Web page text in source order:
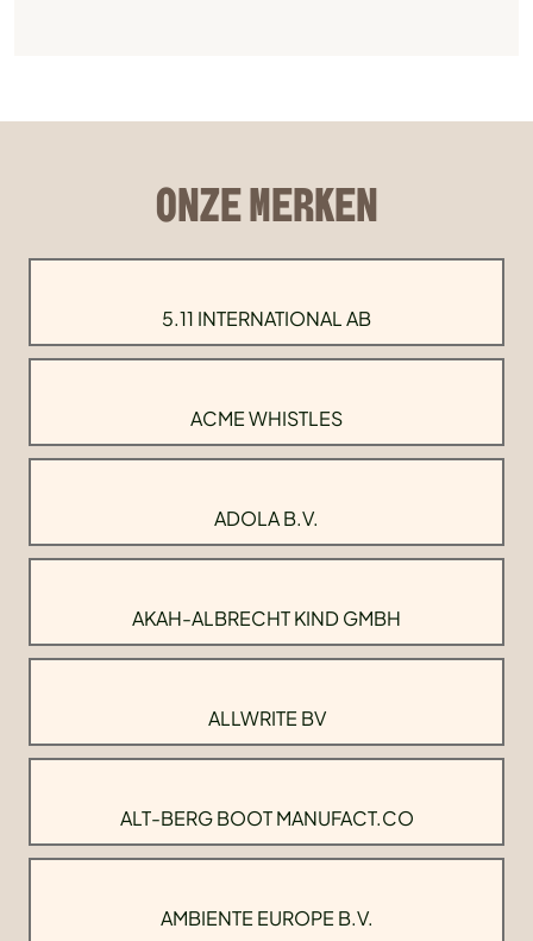
ONZE MERKEN
5.11 INTERNATIONAL AB
ACME WHISTLES
ADOLA B.V.
AKAH-ALBRECHT KIND GMBH
ALLWRITE BV
ALT-BERG BOOT MANUFACT.CO
AMBIENTE EUROPE B.V.